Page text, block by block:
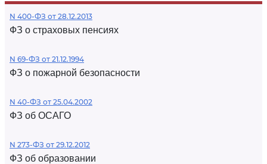
N 400-ФЗ от 28.12.2013
ФЗ о страховых пенсиях
N 69-ФЗ от 21.12.1994
ФЗ о пожарной безопасности
N 40-ФЗ от 25.04.2002
ФЗ об ОСАГО
N 273-ФЗ от 29.12.2012
ФЗ об образовании